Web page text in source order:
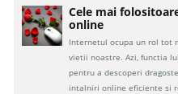
Cele mai
online
Internetul ocupa un rol tot
vietii noastre. Azi, functia
pentru a descoperi
intalniri online eficiente si